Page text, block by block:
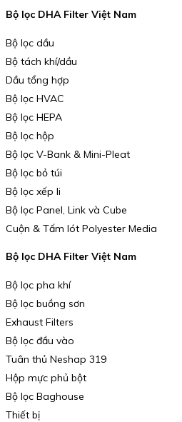
Bộ lọc DHA Filter Việt Nam
Bộ lọc dầu
Bộ tách khí/dầu
Dầu tổng hợp
Bộ lọc HVAC
Bộ lọc HEPA
Bộ lọc hộp
Bộ lọc V-Bank & Mini-Pleat
Bộ lọc bỏ túi
Bộ lọc xếp li
Bộ lọc Panel, Link và Cube
Cuộn & Tấm lót Polyester Media
Bộ lọc DHA Filter Việt Nam
Bộ lọc pha khí
Bộ lọc buồng sơn
Exhaust Filters
Bộ lọc đầu vào
Tuân thủ Neshap 319
Hộp mực phủ bột
Bộ lọc Baghouse
Thiết bị